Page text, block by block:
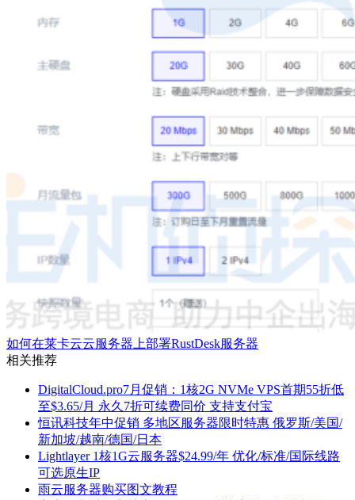
如何在莱卡云云服务器上部署RustDesk服务器
相关推荐
DigitalCloud.pro7月促销：1核2G NVMe VPS首期55折低
至$3.65/月 永久7折可续费同价 支持支付宝
恒讯科技年中促销 多地区服务器限时特惠 俄罗斯/美国/
新加坡/越南/德国/日本
Lightlayer 1核1G云服务器$24.99/年 优化/标准/国际线路
可选原生IP
雨云服务器购买图文教程